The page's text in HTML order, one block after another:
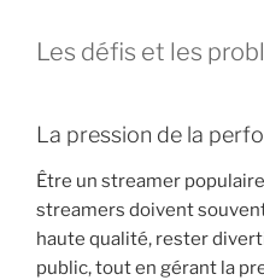
Les défis et les
La pression de la
Être un streamer
streamers doivent
haute qualité, rester
public, tout en gérant la